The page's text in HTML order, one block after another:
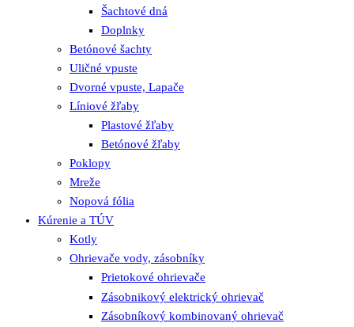
Šachtové dná
Doplnky
Betónové šachty
Uličné vpuste
Dvorné vpuste, Lapače
Líniové žľaby
Plastové žľaby
Betónové žľaby
Poklopy
Mreže
Nopová fólia
Kúrenie a TÚV
Kotly
Ohrievače vody, zásobníky
Prietokové ohrievače
Zásobnikový elektrický ohrievač
Zásobníkový kombinovaný ohrievač